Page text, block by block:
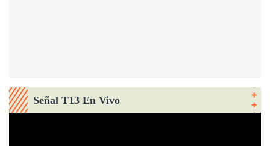
Señal T13 En Vivo